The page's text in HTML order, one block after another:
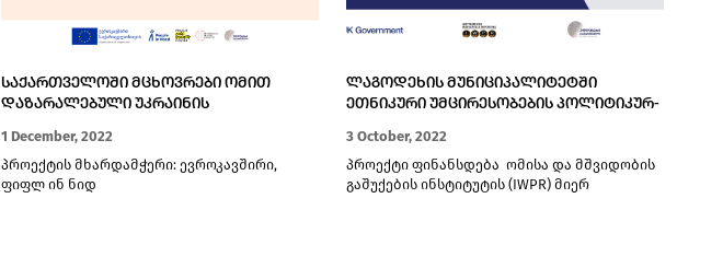
ᲡᲐᲥᲐᲠᲗᲕᲔᲚᲝᲨᲘ ᲛᲪᲮᲝᲕᲠᲔᲑᲘ ᲝᲛᲘᲗ
ᲓᲐᲖᲐᲠᲐᲚᲔᲑᲣᲚᲘ ᲣᲙᲠᲐᲘᲜᲘᲡ
1 December, 2022
პროექტის მხარდამჭერი: ევროკავშირი,
ფიფლ ინ ნიდ
ᲚᲐᲒᲝᲓᲔᲮᲘᲡ ᲛᲣᲜᲘᲪᲘᲞᲐᲚᲘᲢᲔᲢᲨᲘ
ᲔᲗᲜᲘᲙᲣᲠᲘ ᲣᲛᲪᲘᲠᲔᲡᲝᲑᲔᲑᲘᲡ ᲞᲝᲚᲘᲢᲘᲙᲣᲠ-
ᲖᲠᲓᲘᲡ ᲮᲔᲚᲨᲔᲬᲧᲝᲑᲐ
3 October, 2022
პროექტი ფინანსდება ომისა და მშვიდობის
გაშუქების ინსტიტუტის (IWPR) მიერ